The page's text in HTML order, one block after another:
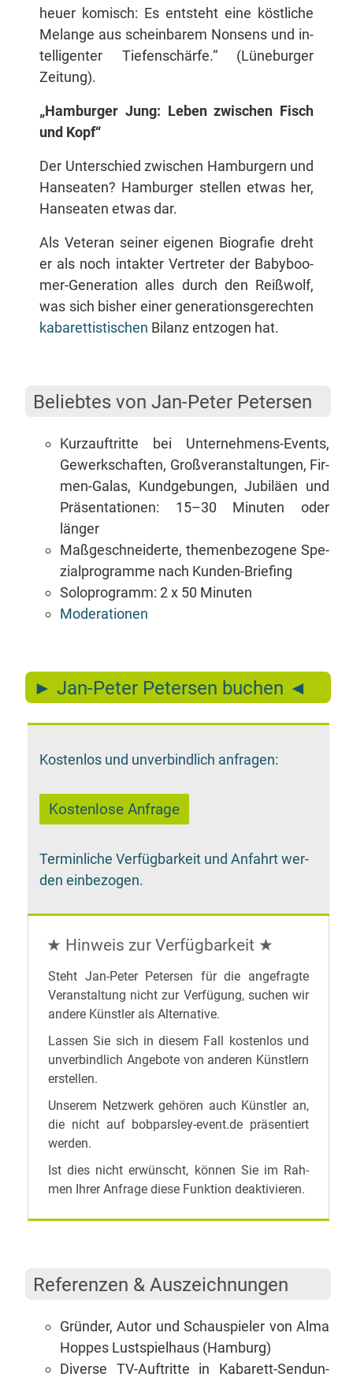
heu­er ko­misch: Es ent­steht ei­ne köst­li­che
Me­lan­ge aus schein­ba­rem Non­sens und in­
tel­li­gen­ter Tie­fen­schär­fe.“ (Lü­ne­bur­ger
Zeitung).
„Ham­bur­ger Jung: Le­ben zwi­schen Fisch
und Kopf“
Der Un­ter­schied zwi­schen Ham­bur­gern und
Han­sea­ten? Ham­bur­ger stel­len et­was her,
Han­sea­ten et­was dar.
Als Ve­te­ran sei­ner ei­ge­nen Bio­gra­fie dreht
er als noch in­tak­ter Ver­tre­ter der Ba­by­boo­
mer-Ge­ne­ra­ti­on al­les durch den Reiß­wolf,
was sich bis­her ei­ner ge­ne­ra­ti­ons­ge­rech­ten
ka­ba­ret­tis­ti­schen Bi­lanz ent­zo­gen hat.
Be­lieb­tes von Jan-Pe­ter Petersen
Kurz­auf­trit­te bei Un­ter­neh­mens-Events,
Ge­werk­schaf­ten, Groß­ver­an­stal­tun­gen, Fir­
men-Ga­las, Kund­ge­bun­gen, Ju­bi­lä­en und
Prä­sen­ta­tio­nen: 15–30 Mi­nu­ten oder
länger
Maß­ge­schnei­der­te, the­men­be­zo­ge­ne Spe­
zi­al­pro­gram­me nach Kunden-Briefing
So­lo­pro­gramm: 2 x 50 Minuten
Mo­de­ra­tio­nen
► Jan-Pe­ter Pe­ter­sen buchen ◄
Kos­ten­los und un­ver­bind­lich anfragen:
Ter­min­li­che Ver­füg­bar­keit und An­fahrt wer­
den einbezogen.
★ Hin­weis zur Verfügbarkeit ★
Steht Jan-Pe­ter Pe­ter­sen für die an­ge­frag­te
Ver­an­stal­tung nicht zur Ver­fü­gung, su­chen wir
an­de­re Künst­ler als Alternative.
Las­sen Sie sich in die­sem Fall kos­ten­los und
un­ver­bind­lich An­ge­bo­te von an­de­ren Künst­lern
erstellen.
Un­se­rem Netz­werk ge­hö­ren auch Künst­ler an,
die nicht auf bobparsley-event.de prä­sen­tiert
werden.
Ist dies nicht er­wünscht, kön­nen Sie im Rah­
men Ih­rer An­fra­ge die­se Funk­ti­on deaktivieren.
Re­fe­ren­zen & Auszeichnungen
Grün­der, Au­tor und Schau­spie­ler von Al­ma
Hop­pes Lust­spiel­haus (Ham­burg)
Di­ver­se TV-Auf­trit­te in Ka­ba­rett-Sen­dun­